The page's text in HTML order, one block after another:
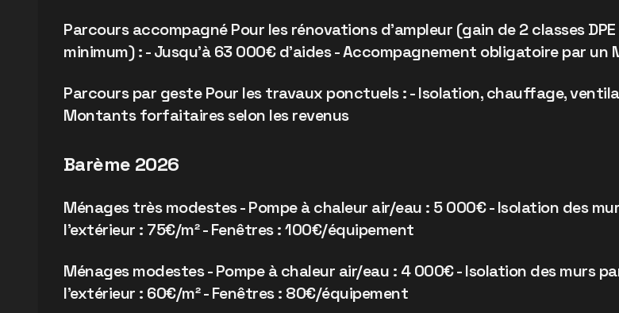
Parcours accompagné Pour les rénovations d'ampleur (gain de 2 classes DPE
minimum) : - Jusqu'à 63 000€ d'aides - Accompagnement obligatoire par un
Parcours par geste Pour les travaux ponctuels : - Isolation, chauffage,
Montants forfaitaires selon les revenus
Barème 2026
Ménages très modestes - Pompe à chaleur air/eau : 5 000€ - Isolation des
l'extérieur : 75€/m² - Fenêtres : 100€/équipement
Ménages modestes - Pompe à chaleur air/eau : 4 000€ - Isolation des murs
l'extérieur : 60€/m² - Fenêtres : 80€/équipement